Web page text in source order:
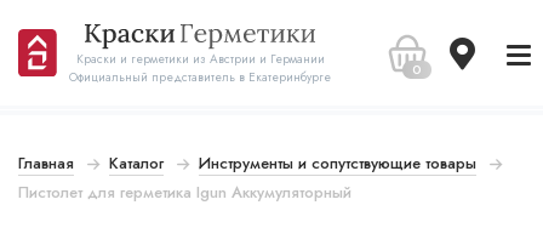
Краски и герметики из Австрии и Германии
Официальный представитель в Екатеринбурге
0
Главная Каталог
Инструменты и сопутствующие товары
Пистолет для герметика Igun Аккумуляторный